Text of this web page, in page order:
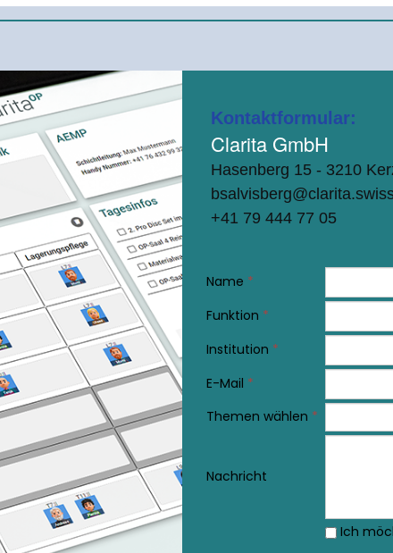
Kontakt
Kontaktformular:
Clarita GmbH
Hasenberg 15 - 3210
+41 79 444 77 05
Name *
Funktion *
Institution *
E-Mail *
Themen wählen *
Nachricht
Ich